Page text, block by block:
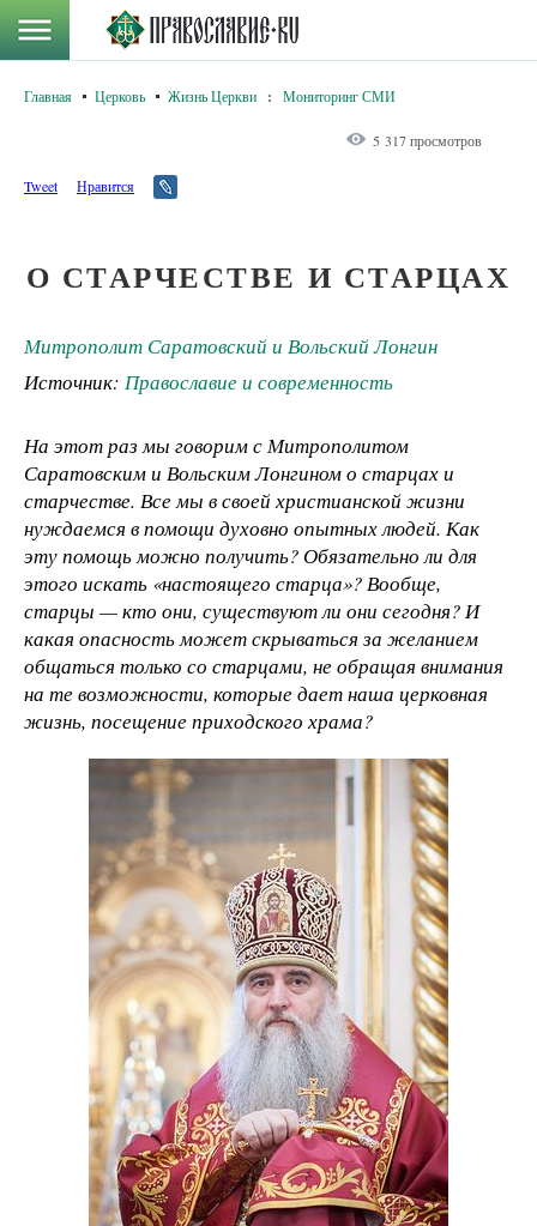
Главная Церковь Жизнь Церкви : Мониторинг СМИ
5 317 просмотров
Tweet Нравится
О СТАРЧЕСТВЕ И СТАРЦАХ
Митрополит Саратовский и Вольский Лонгин
Источник: Православие и современность
На этот раз мы говорим с Митрополитом
Саратовским и Вольским Лонгином о старцах и
старчестве. Все мы в своей христианской жизни
нуждаемся в помощи духовно опытных людей. Как
эту помощь можно получить? Обязательно ли для
этого искать «настоящего старца»? Вообще,
старцы — кто они, существуют ли они сегодня? И
какая опасность может скрываться за желанием
общаться только со старцами, не обращая внимания
на те возможности, которые дает наша церковная
жизнь, посещение приходского храма?